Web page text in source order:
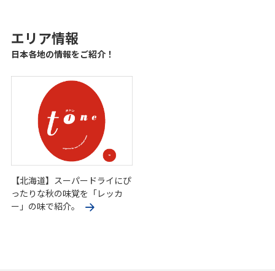
エリア情報
日本各地の情報をご紹介！
【北海道】スーパードライにぴ
ったりな秋の味覚を「レッカ
ー」の味で紹介。